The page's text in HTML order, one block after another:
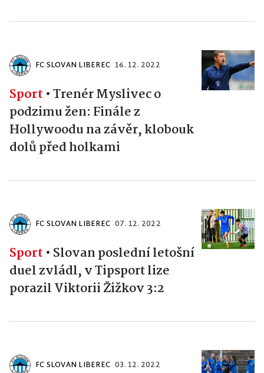
FC SLOVAN LIBEREC 16. 12. 2022
Sport •Trenér Myslivec o
podzimu žen: Finále z
Hollywoodu na závěr, klobouk
dolů před holkami
FC SLOVAN LIBEREC 07. 12. 2022
Sport • Slovan poslední letošní
duel zvládl, v Tipsport lize
porazil Viktorii Žižkov 3:2
FC SLOVAN LIBEREC 03. 12. 2022